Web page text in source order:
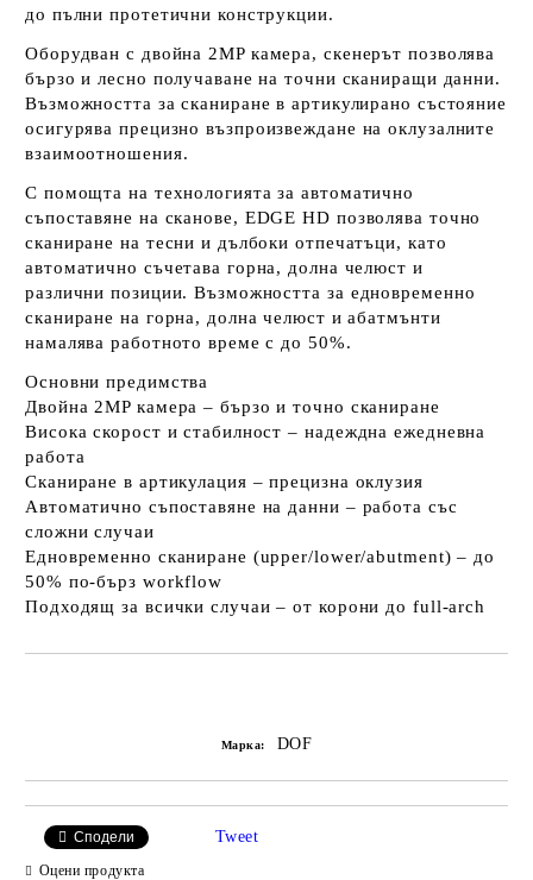
до пълни протетични конструкции.
Оборудван с двойна 2MP камера, скенерът позволява
бързо и лесно получаване на точни сканиращи данни.
Възможността за сканиране в артикулирано състояние
осигурявапрецизно възпроизвеждане на оклузалните
взаимоотношения.
С помощта на технологията заавтоматично
съпоставяне на сканове, EDGE HD позволява точно
сканиране на тесни и дълбоки отпечатъци, като
автоматично съчетава горна, долна челюст и
различни позиции. Възможността за едновременно
сканиране на горна, долна челюст и абатмънти
намалява работното време с до 50%.
Основни предимства
Двойна 2MP камера – бързо и точно сканиране
Висока скорост и стабилност – надеждна ежедневна
работа
Сканиране в артикулация – прецизна оклузия
Автоматично съпоставяне на данни – работа със
сложни случаи
Едновременно сканиране (upper/lower/abutment) – до
50% по-бърз workflow
Подходящ за всички случаи – от корони до full-arch
Марка: DOF
Сподели Tweet
Оцени продукта